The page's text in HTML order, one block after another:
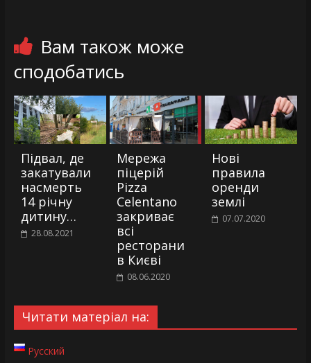
Вам також може
сподобатись
Підвал, де
закатували
насмерть
14 річну
дитину…
28.08.2021
Мережа
піцерій
Pizza
Celentano
закриває
всі
ресторани
в Києві
08.06.2020
Нові
правила
оренди
землі
07.07.2020
Читати матеріал на:
Русский